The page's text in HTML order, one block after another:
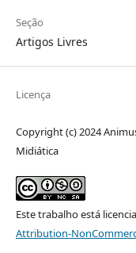
Seção
Artigos Livres
Licença
Copyright (c) 2024
Midiática
Este trabalho está
Attribution-